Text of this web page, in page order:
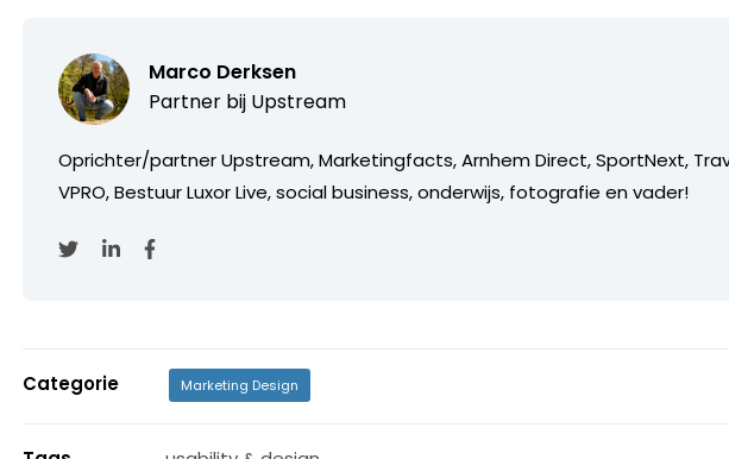
Marco Derksen
Partner bij Upstream
Oprichter/partner Upstream, Marketingfacts, Arnhem Direct, SportNext,
VPRO, Bestuur Luxor Live, social business, onderwijs, fotografie en vader!
Categorie Marketing Design